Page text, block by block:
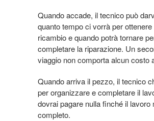
Quando accade, il tecnico può
quanto tempo ci vorrà per ottenere
ricambio e quando potrà tornare
completare la riparazione. Un
viaggio non comporta alcun costo
Quando arriva il pezzo, il tecnico
per organizzare e completare il
dovrai pagare nulla finché il lavoro
completo.